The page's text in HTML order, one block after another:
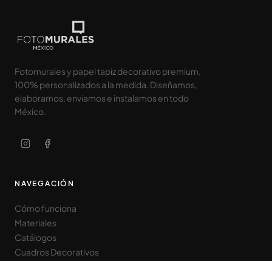
Fotomurales y papel tapiz decorativo premium,
100% personalizados a la medida. Diseñamos,
elaboramos, enviamos e instalamos en todo
México.
NAVEGACIÓN
Cómo funciona
Materiales
Catálogos
Cuadros Decorativos